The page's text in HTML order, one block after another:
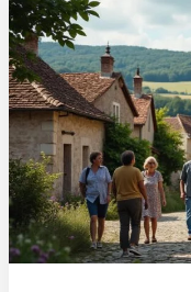
nouveau
l’initiative
d’un
musée
de
la
photographie
lors
des
Rencontres